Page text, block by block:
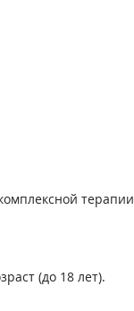
(до 18 лет).